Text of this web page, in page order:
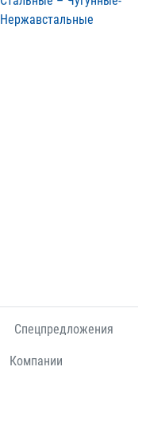
Нержавстальные
Спецпредложения
Компании